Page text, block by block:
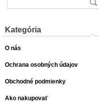
Kategória
O nás
Ochrana osobných údajov
Obchodné podmienky
Ako nakupovať